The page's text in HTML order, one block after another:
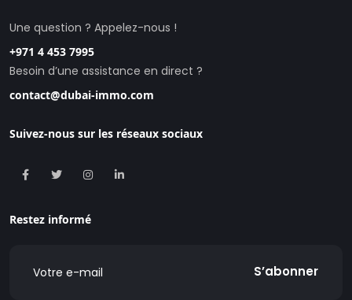
Une question ? Appelez-nous !
+971 4 453 7995
Besoin d’une assistance en direct ?
contact@dubai-immo.com
Suivez-nous sur les réseaux sociaux
Restez informé
S’abonner